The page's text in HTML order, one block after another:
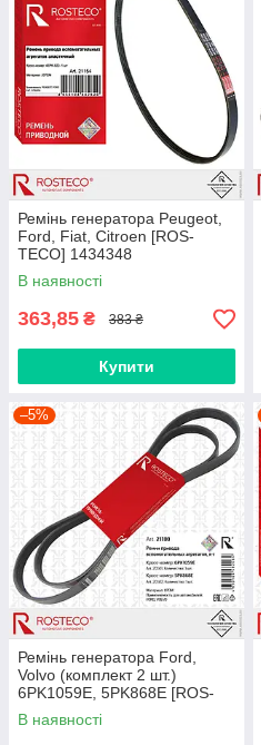
Ремінь генератора Peugeot,
Ford, Fiat, Citroen [ROS-
TECO] 1434348
В наявності
363,85 ₴ 383 ₴
Купити
–5%
Ремінь генератора Ford,
Volvo (комплект 2 шт.)
6PK1059E, 5PK868E [ROS-
TECO] 1354255
В наявності